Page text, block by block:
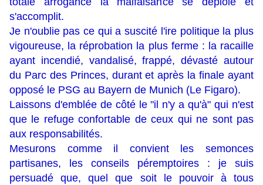
s'accomplit.
Je n'oublie pas ce qui a suscité l'ire politique la plus
vigoureuse, la réprobation la plus ferme : la racaille
ayant incendié, vandalisé, frappé, dévasté autour
du Parc des Princes, durant et après la finale ayant
opposé le PSG au Bayern de Munich (Le Figaro).
Laissons d'emblée de côté le "il n'y a qu'à" qui n'est
que le refuge confortable de ceux qui ne sont pas
aux responsabilités.
Mesurons comme il convient les semonces
partisanes, les conseils péremptoires : je suis
persuadé que, quel que soit le pouvoir à tous